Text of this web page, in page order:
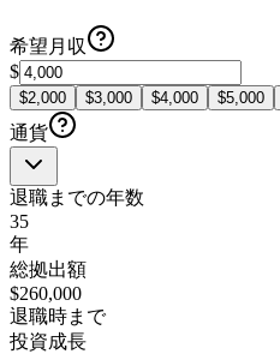
希望月収
$
$2,000 $3,000 $4,000 $5,000
通貨
退職までの年数
35
年
総拠出額
$260,000
退職時まで
投資成長